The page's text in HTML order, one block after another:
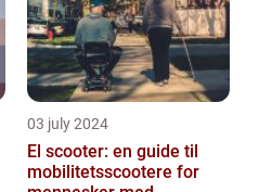
03 july 2024
El scooter: en guide til
mobilitetsscootere for